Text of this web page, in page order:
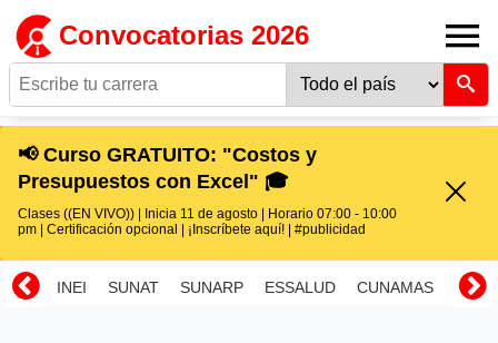
Convocatorias 2026
📢 Curso GRATUITO: "Costos y
Presupuestos con Excel" 🎓
Clases ((EN VIVO)) | Inicia 11 de agosto | Horario 07:00 - 10:00
pm | Certificación opcional | ¡Inscríbete aquí! | #publicidad
INEI SUNAT SUNARP ESSALUD CUNAMAS